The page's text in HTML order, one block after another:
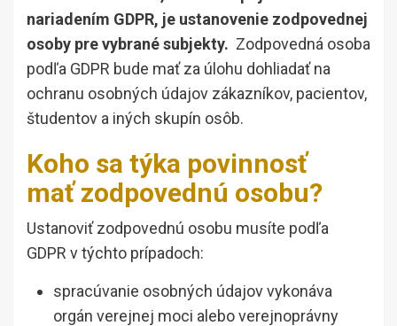
nariadením GDPR, je ustanovenie zodpovednej
osoby pre vybrané subjekty. Zodpovedná osoba
podľa GDPR bude mať za úlohu dohliadať na
ochranu osobných údajov zákazníkov, pacientov,
študentov a iných skupín osôb.
Koho sa týka povinnosť
mať zodpovednú osobu?
Ustanoviť zodpovednú osobu musíte podľa
GDPR v týchto prípadoch:
spracúvanie osobných údajov vykonáva
orgán verejnej moci alebo verejnoprávny